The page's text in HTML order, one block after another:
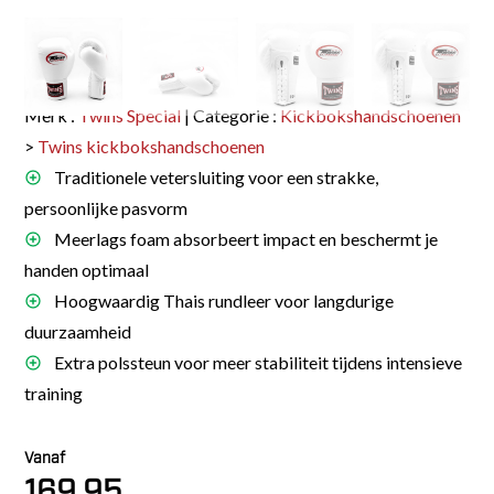
Merk : Twins Special | Categorie : Kickbokshandschoenen
> Twins kickbokshandschoenen
Traditionele vetersluiting voor een strakke,
persoonlijke pasvorm
Meerlags foam absorbeert impact en beschermt je
handen optimaal
Hoogwaardig Thais rundleer voor langdurige
duurzaamheid
Extra polssteun voor meer stabiliteit tijdens intensieve
training
Vanaf